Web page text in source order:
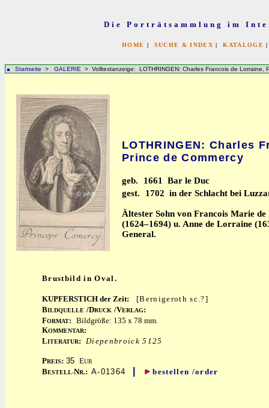
Die Porträtsammlung im
HOME | SUCHE & INDEX |KATALOGE
Startseite > GALERIE > Volltextanzeige: LOTHRINGEN: Charles Francois de Lorraine,
LOTHRINGEN: Charles
Prince de Commercy
geb.
1661 Bar le Duc
gest.
1702 in der Schlacht bei
Ältester Sohn von Francois Marie
(1624–1694) u. Anne de Lorraine
General.
Brustbild in Oval.
KUPFERSTICH der Zeit:
[Bernigeroth sc.?]
BILDQUELLE /DRUCK /VERLAG:
FORMAT: Bildgröße: 135 x 78 mm.
KOMMENTAR:
LITERATUR: Diepenbroick 5125
x
PREIS: 35 EUR
BESTELL-NR.: A-01364 | bestellen /order